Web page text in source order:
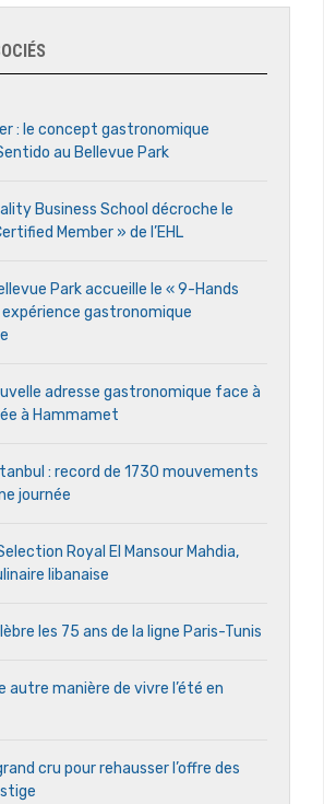
: le concept gastronomique
au Bellevue Park
Business School décroche le
Member » de l’EHL
Park accueille le « 9-Hands
expérience gastronomique
adresse gastronomique face à
à Hammamet
: record de 1730 mouvements
journée
Royal El Mansour Mahdia,
libanaise
les 75 ans de la ligne Paris-Tunis
autre manière de vivre l’été en
cru pour rehausser l’offre des